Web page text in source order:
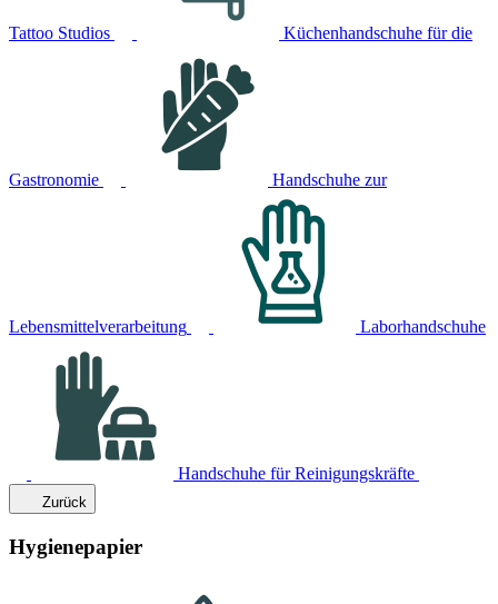
Tattoo Studios Küchenhandschuhe für die
Gastronomie Handschuhe zur
Lebensmittelverarbeitung Laborhandschuhe
Handschuhe für Reinigungskräfte
Zurück
Hygienepapier